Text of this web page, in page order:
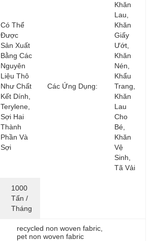
Có Thể
Được
Sản Xuất
Bằng Các
Nguyên
Liệu Thô
Như Chất
Kết Dính,
Terylene,
Sợi Hai
Thành
Phần Và
Sợi
Các Ứng Dụng:
Khăn
Lau,
Khăn
Giấy
Ướt,
Khăn
Nén,
Khẩu
Trang,
Khăn
Lau
Cho
Bé,
Khăn
Vệ
Sinh,
Tã Vải
1000
Tấn /
Tháng
recycled non woven fabric
pet non woven fabric